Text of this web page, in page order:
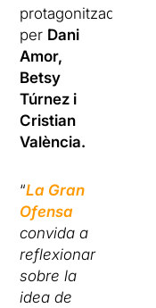
protagonitzada
per Dani
Amor,
Betsy
Túrnez i
Cristian
València.
“La Gran
Ofensa
convida a
reflexionar
sobre la
idea de